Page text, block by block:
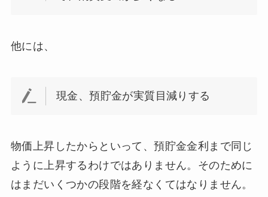
他には、
現金、預貯金が実質目減りする
物価上昇したからといって、預貯金金利まで同じ
ように上昇するわけではありません。そのために
はまだいくつかの段階を経なくてはなりません。